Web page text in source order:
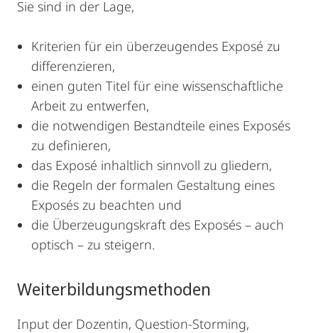
Sie sind in der Lage,
Kriterien für ein überzeugendes Exposé zu
differenzieren,
einen guten Titel für eine wissenschaftliche
Arbeit zu entwerfen,
die notwendigen Bestandteile eines Exposés
zu definieren,
das Exposé inhaltlich sinnvoll zu gliedern,
die Regeln der formalen Gestaltung eines
Exposés zu beachten und
die Überzeugungskraft des Exposés – auch
optisch – zu steigern.
Weiterbildungsmethoden
Input der Dozentin, Question-Storming,